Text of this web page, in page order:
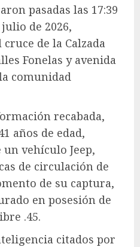
pasadas las 17:39
de 2026,
de la Calzada
Fonelas y avenida
comunidad
recabada,
años de edad,
vehículo Jeep,
de circulación de
de su captura,
en posesión de
.45.
citados por